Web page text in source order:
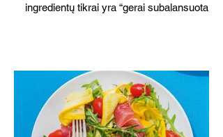
ingredientų tikrai yra “gerai subalansuotas
vakarienei, o ypač – visiems vasaros
susibėgimams ant pievelės prie namų.
Nepamirškite ir gėrimų. Prie šio mėsainio
skaniai dera gaivus aviečių ir apelsinų
kokteilis.